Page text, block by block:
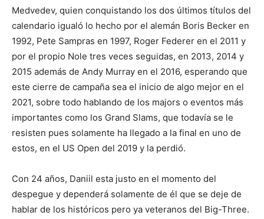
Medvedev, quien conquistando los dos últimos títulos del
calendario igualó lo hecho por el alemán Boris Becker en
1992, Pete Sampras en 1997, Roger Federer en el 2011 y
por el propio Nole tres veces seguidas, en 2013, 2014 y
2015 además de Andy Murray en el 2016, esperando que
este cierre de campaña sea el inicio de algo mejor en el
2021, sobre todo hablando de los majors o eventos más
importantes como los Grand Slams, que todavía se le
resisten pues solamente ha llegado a la final en uno de
estos, en el US Open del 2019 y la perdió.
Con 24 años, Daniil esta justo en el momento del
despegue y dependerá solamente de él que se deje de
hablar de los históricos pero ya veteranos del Big-Three.